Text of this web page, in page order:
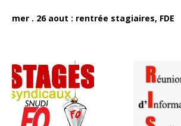
mer . 26 aout : rentrée stagiaires, FDE